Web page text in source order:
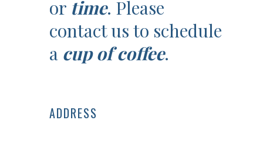
or time. Please
contact us to schedule
a cup of coffee.
ADDRESS